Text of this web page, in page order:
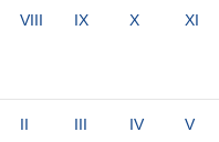
VIII IX X XI
II III IV V